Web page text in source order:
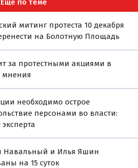
Ещё по теме
митинг протеста 10 декабря
на Болотную Площадь
за протестными акциями в
мнения
необходимо острое
персонами во власти:
Навальный и Илья Яшин
на 15 суток